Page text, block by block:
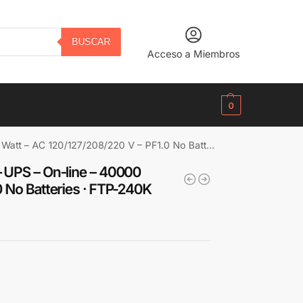
BUSCAR
Acceso a Miembros
0
127/208/220 V – PF1.0 No Batteries · FTP-240K
– On-line – 40000
Batteries · FTP-240K